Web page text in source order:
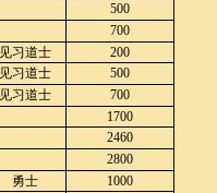
500
700
见习道士
200
见习道士
500
见习道士 700
1700
2460
2800
勇士
1000